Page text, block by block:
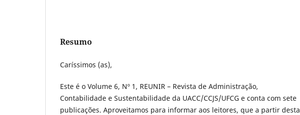
Resumo
Caríssimos (as),
Este é o Volume 6, Nº 1, REUNIR – Revista de Administração,
Contabilidade e Sustentabilidade da UACC/CCJS/UFCG e conta com sete
publicações. Aproveitamos para informar aos leitores, que a partir desta